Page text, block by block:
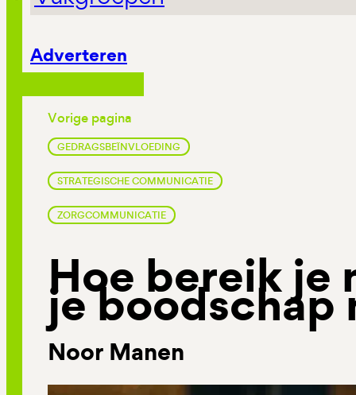
Adverteren
Vorige pagina
GEDRAGSBEÏNVLOEDING
STRATEGISCHE COMMUNICATIE
ZORGCOMMUNICATIE
Hoe bereik je
je boodschap
Noor Manen